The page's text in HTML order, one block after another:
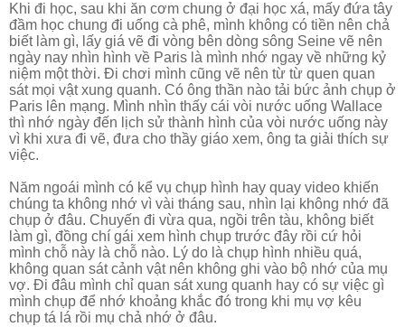
Khi đi học, sau khi ăn cơm chung ở đại học xá, mấy đứa tây
đầm học chung đi uống cà phê, mình không có tiền nên chả
biết làm gì, lấy giá vẽ đi vòng bên dòng sông Seine vẽ nên
ngày nay nhìn hình về Paris là mình nhớ ngay về những kỷ
niệm một thời. Đi chơi mình cũng vẽ nên từ từ quen quan
sát mọi vật xung quanh. Có ông thần nào tải bức ảnh chụp ở
Paris lên mạng. Mình nhìn thấy cái vòi nước uống Wallace
thì nhớ ngày đến lịch sử thành hình của vòi nước uống này
vì khi xưa đi vẽ, đưa cho thầy giáo xem, ông ta giải thích sự
việc.
Năm ngoái mình có kể vụ chụp hình hay quay video khiến
chúng ta không nhớ vì vài tháng sau, nhìn lại không nhớ đã
chụp ở đâu. Chuyến đi vừa qua, ngồi trên tàu, không biết
làm gì, đồng chí gái xem hình chụp trước đây rồi cứ hỏi
mình chỗ này là chỗ nào. Lý do là chụp hình nhiều quá,
không quan sát cảnh vật nên không ghi vào bộ nhớ của mụ
vợ. Đi đâu mình chỉ quan sát xung quanh hay có sự việc gì
mình chụp để nhớ khoảng khắc đó trong khi mụ vợ kêu
chụp tá lá rồi mụ chả nhớ ở đâu.